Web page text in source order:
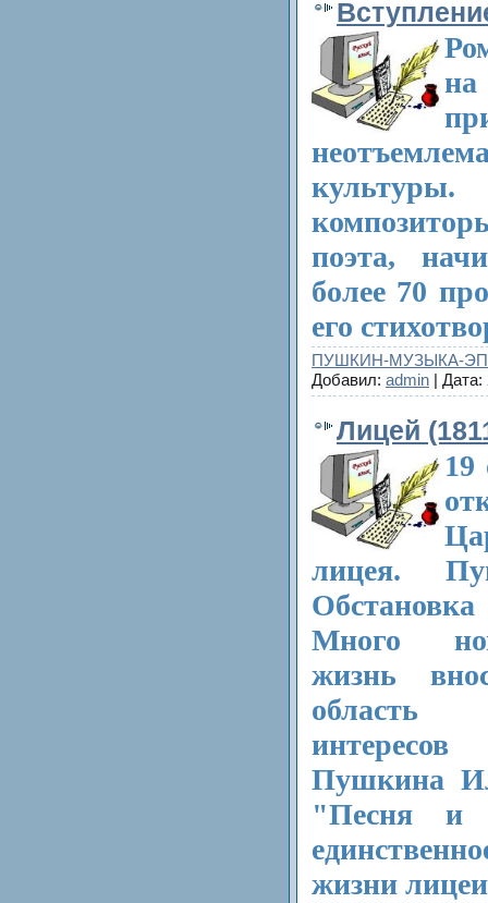
поэта,
более 70
его
ПУШКИН-МУЗЫКА-
Добавил: admin | Дата:
Лицей
19
лицея.
Много
жизнь
Пушкина
"Песня и
жизни